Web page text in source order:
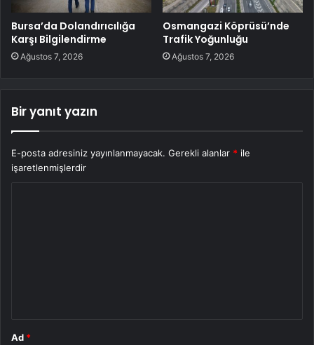
Bursa’da Dolandırıcılığa
Karşı Bilgilendirme
Ağustos 7, 2026
Osmangazi Köprüsü’nde
Trafik Yoğunluğu
Ağustos 7, 2026
Bir yanıt yazın
E-posta adresiniz yayınlanmayacak. Gerekli alanlar * ile
işaretlenmişlerdir
Ad *